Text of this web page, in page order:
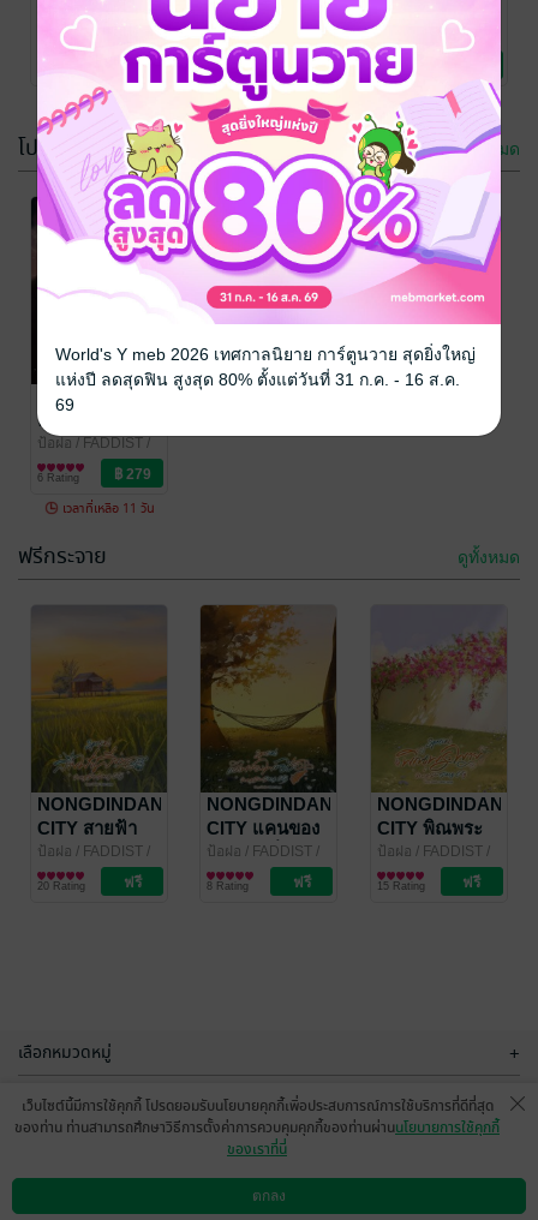
ครอบครอง
(Purple
Honey)
ป้อฝอ
/ FADDIST /
ป้อฝอ
นิยายโรมานซ์
จะปราบให้รัก
ป้อฝอ/ FADDIST /
ป้อฝอ
นิยายวาย Boy
Love / Yaoi
11 Rating
Complicated
/ FADDIST /
ป้อฝอ
นิยายวาย Boy
Love / Yaoi
8 Rating
NONGDINDANG
CITY คันซอที่
จริงใจ / FADDIST /
ป้อฝอ
นิยายวาย Boy
Love / Yaoi
9 Rating
เพียงแค่อยาก
ลองรัก (Purple
โปรโมชัน ดูทั้งหมด
-39%
เพียงแค่ได้
ครอบครอง
(Purple
Honey)
ป้อฝอ / FADDIST /
ป้อฝอ
นิยายโรมานซ์
6 Rating
เวลาที่เหลือ 11 วัน
ฟรีกระจาย ดูทั้งหมด
NONGDINDANG
CITY สายฟ้า
เสียงกลอง : เขย
หนองดินแดง
ป้อฝอ / FADDIST /
ป้อฝอ
นิยายวาย Boy
Love / Yaoi
20 Rating
NONGDINDANG
CITY แคนของ
พันช่อ : กิ่ง
ทองใบหยก
ป้อฝอ / FADDIST /
ป้อฝอ
นิยายวาย Boy
Love / Yaoi
8 Rating
NONGDINDANG
CITY พิณพระ
พาย : เอา
มะกรูดมาแลก
ป้อฝอ / FADDIST /
ป้อฝอ
นิยายวาย Boy
Love / Yaoi
15 Rating
เลือกหมวดหมู่ +
บริการช่วยเหลือ +
ดาวน์โหลดแอป วิธีการใช้งาน ติดต่อเรา
เว็บไซต์นี้มีการใช้คุกกี้ โปรดยอมรับนโยบายคุกกี้เพื่อประสบการณ์การใช้บริการที่ดีที่สุด
ของท่าน ท่านสามารถศึกษาวิธีการตั้งค่าการควบคุมคุกกี้ของท่านผ่านนโยบายการใช้คุกกี้
ของเราที่นี่
ตกลง
World's Y meb 2026 เทศกาลนิยาย การ์ตูนวาย สุดยิ่งใหญ่
แห่งปี ลดสุดฟิน สูงสุด 80% ตั้งแต่วันที่ 31 ก.ค. - 16 ส.ค.
69